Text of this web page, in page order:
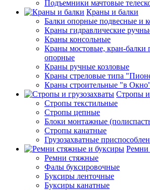
Подъемники мачтовые
Краны и балки
Балки опорные подвесные и
Краны гидравлические
Краны консольные
Краны мостовые, кран-балки
опорные
Краны ручные козловые
Краны стреловые типа
Краны строительные "в
Стропы и
Стропы текстильные
Стропы цепные
Блоки монтажные
Стропы канатные
Грузозахватные
Ремни
Ремни стяжные
Фалы буксировочные
Буксиры ленточные
Буксиры канатные